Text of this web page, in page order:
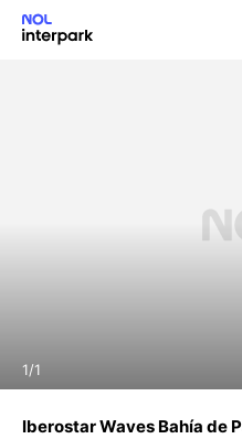
1/1
Iberostar Waves Bahía de